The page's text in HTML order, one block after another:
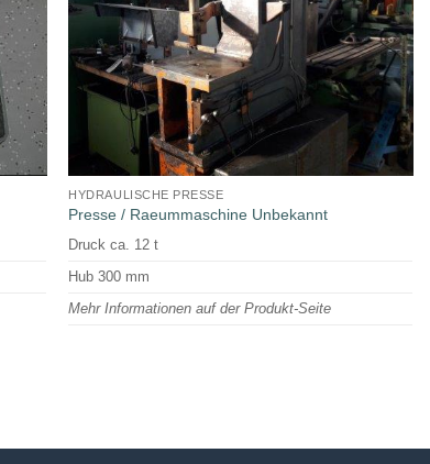
HYDRAULISCHE PRESSE
Presse / Raeummaschine Unbekannt
Druck ca. 12 t
Hub 300 mm
Mehr Informationen auf der Produkt-Seite